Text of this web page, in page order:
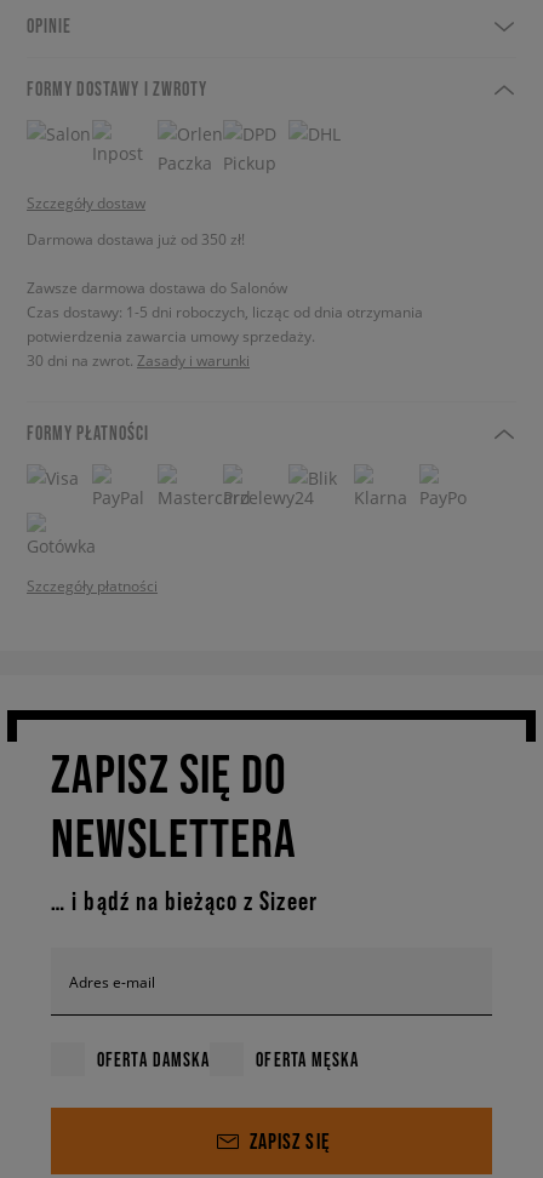
OPINIE
FORMY DOSTAWY I ZWROTY
Szczegóły dostaw
Darmowa dostawa już od 350 zł!
Zawsze darmowa dostawa do Salonów
Czas dostawy: 1-5 dni roboczych, licząc od dnia otrzymania
potwierdzenia zawarcia umowy sprzedaży.
30 dni na zwrot. Zasady i warunki
FORMY PŁATNOŚCI
Szczegóły płatności
ZAPISZ SIĘ DO
NEWSLETTERA
… i bądź na bieżąco z Sizeer
Adres e-mail
OFERTA DAMSKA OFERTA MĘSKA
ZAPISZ SIĘ